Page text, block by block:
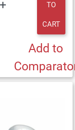
TO
CART
Add to